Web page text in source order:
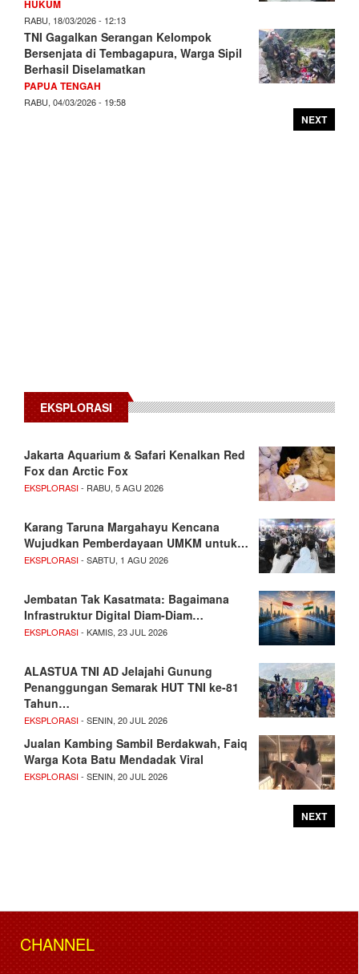
HUKUM
RABU, 18/03/2026 - 12:13
TNI Gagalkan Serangan Kelompok
Bersenjata di Tembagapura, Warga Sipil
Berhasil Diselamatkan
PAPUA TENGAH
RABU, 04/03/2026 - 19:58
NEXT
EKSPLORASI
Jakarta Aquarium & Safari Kenalkan Red
Fox dan Arctic Fox
EKSPLORASI- RABU, 5 AGU 2026
Karang Taruna Margahayu Kencana
Wujudkan Pemberdayaan UMKM untuk…
EKSPLORASI- SABTU, 1 AGU 2026
Jembatan Tak Kasatmata: Bagaimana
Infrastruktur Digital Diam-Diam…
EKSPLORASI- KAMIS, 23 JUL 2026
ALASTUA TNI AD Jelajahi Gunung
Penanggungan Semarak HUT TNI ke-81
Tahun…
EKSPLORASI- SENIN, 20 JUL 2026
Jualan Kambing Sambil Berdakwah, Faiq
Warga Kota Batu Mendadak Viral
EKSPLORASI- SENIN, 20 JUL 2026
NEXT
CHANNEL